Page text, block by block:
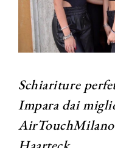
Schiariture
Impara dai
AirTouchMilano